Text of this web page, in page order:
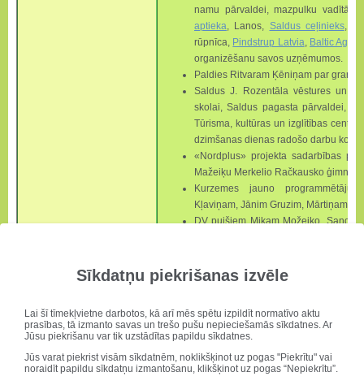
Sīkdatņu piekrišanas izvēle
Lai šī tīmekļvietne darbotos, kā arī mēs spētu izpildīt normatīvo aktu
prasības, tā izmanto savas un trešo pušu nepieciešamās sīkdatnes. Ar
Jūsu piekrišanu var tik uzstādītas papildu sīkdatnes.
Jūs varat piekrist visām sīkdatnēm, noklikšķinot uz pogas "Piekrītu" vai
noraidīt papildu sīkdatņu izmantošanu, klikšķinot uz pogas “Nepiekrītu”.
namu pārvaldei, mazpulku
aptieka, Lanos, Saldus ceļinieks,
rūpnīca, Pindstrup Latvia, Baltic Agro
organizēšanu savos uzņēmumos.
Paldies Ritvaram Ķēniņam par grants
Saldus J. Rozentāla vēstures un
skolai, Saldus pagasta pārvaldei,
Tūrisma, kultūras un izglītības
dzimšanas dienas radošo darbu
«Nordplus» projekta sadarbības
Mažeiķu Merkelio Račkausko
Kurzemes jauno programmētāju
Kļaviņam, Jānim Gruzim, Mārtiņam
DV puišiem Mikam Možeiko,
Skolotāji saka mīļu paldies
noslēgumā!